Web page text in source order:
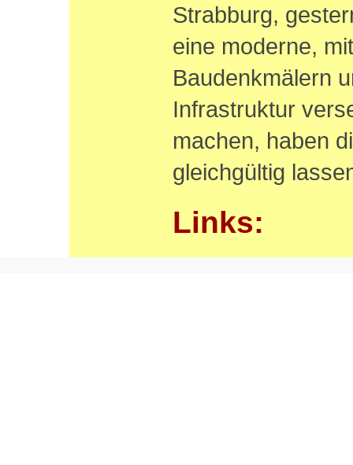
Strabburg,
eine moderne,
Baudenkmälern
Infrastruktur
machen, haben
gleichgültig
Links: